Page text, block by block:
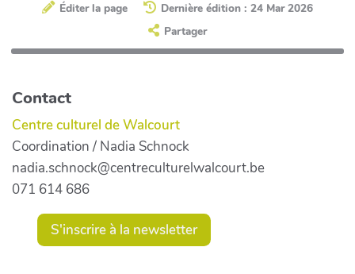
Éditer la page
Dernière édition : 24 Mar 2026
Partager
Contact
Centre culturel de Walcourt
Coordination / Nadia Schnock
nadia.schnock@centreculturelwalcourt.be
071 614 686
S'inscrire à la newsletter